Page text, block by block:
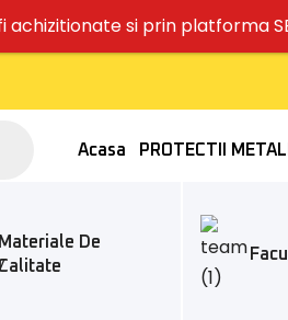
Acasa PROTECTII
Materiale De
achizitionate si prin platforma